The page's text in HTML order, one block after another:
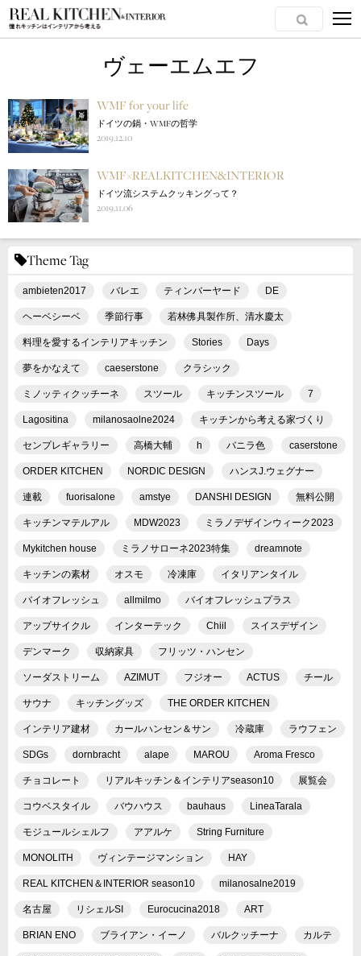
ヴェーエムエフ
WMF for your life
ドイツの鍋・WMFの哲学
2019.12.10
WMF×REALKITCHEN&INTERIOR
ドイツ流システムクッキングって？
2019.11.06
Theme Tag
ambieten2017 バレエ ティンバーヤード DE
ヘーベシーベ 季節行事 若林佛具製作所、清水慶太
料理を愛するインテリアキッチン Stories Days
夢をかなえて caeserstone クラシック
ミノッティクッチーネ スツール キッチンスツール 7
Lagositina milanosaolne2024 キッチンから考える家づくり
センプレギャラリー 高橋大輔 h バニラ色 caserstone
ORDER KITCHEN NORDIC DESIGN ハンスJ.ウェグナー
連載 fuorisalone amstye DANSHI DESIGN 無料公開
キッチンマテルアル MDW2023 ミラノデザインウィーク2023
Mykitchen house ミラノサローネ2023特集 dreamnote
キッチンの素材 オスモ 冷凍庫 イタリアンタイル
バイオフレッシュ allmilmo バイオフレッシュプラス
アップサイクル インターテック Chiil スイスデザイン
デンマーク 収納家具 フリッツ・ハンセン
ソーダストリーム AZIMUT フジオー ACTUS チール
サウナ キッチングッズ THE ORDER KITCHEN
インテリア建材 カールハンセン＆サン 冷蔵庫 ラウフェン
SDGs dornbracht alape MAROU Aroma Fresco
チョコレート リアルキッチン＆インテリアseason10 展覧会
コウベスタイル バウハウス bauhaus LineaTarala
モジュールシェルフ アアルケ String Furniture
MONOLITH ヴィンテージマンション HAY
REAL KITCHEN＆INTERIOR season10 milanosalne2019
名古屋 リシェルSI Eurocucina2018 ART
BRIAN ENO ブライアン・イーノ バルクッチーナ カルテ